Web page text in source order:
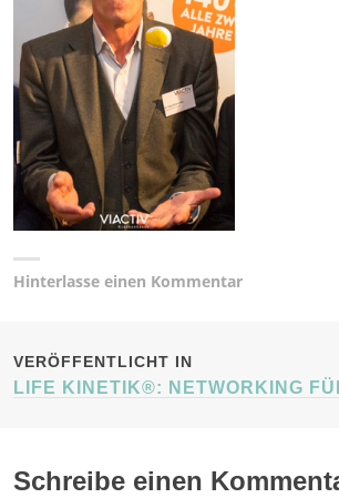
Hinterlasse einen Kommentar
VERÖFFENTLICHT IN
LIFE KINETIK®: NETWORKING
Schreibe einen